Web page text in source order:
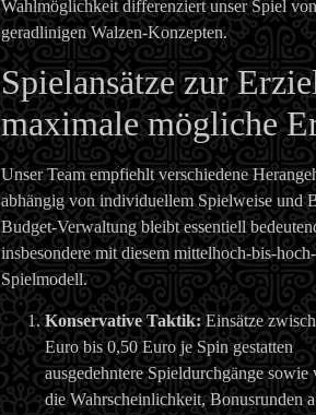
Wahlmöglichkeit differenziert unser Spiel von
geradlinigen Walzen-Konzepten.
Spielansätze zur
maximale mögliche
Unser Team empfiehlt verschiedene
abhängig von individuellem Spielweise und
Budget-Verwaltung bleibt essentiell
insbesondere mit diesem mittelhoch-bis-
Spielmodell.
Konservative Taktik:Einsätze
Euro bis 0,50 Euro je Spin gestatten
ausgedehntere Spieldurchgänge sowie
die Wahrscheinlichkeit, Bonusrunden